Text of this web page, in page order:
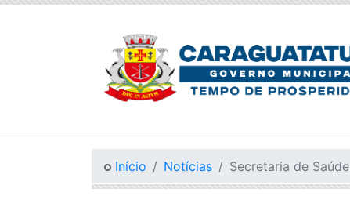
Início Notícias Secretaria de Saúde